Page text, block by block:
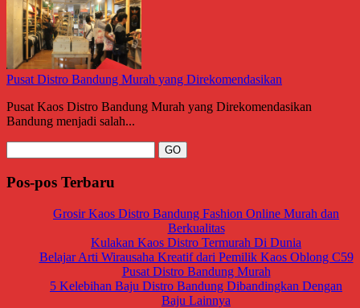
Pusat Distro Bandung Murah yang Direkomendasikan
Pusat Kaos Distro Bandung Murah yang Direkomendasikan
Bandung menjadi salah...
Pos-pos Terbaru
Grosir Kaos Distro Bandung Fashion Online Murah dan
Berkualitas
Kulakan Kaos Distro Termurah Di Dunia
Belajar Arti Wirausaha Kreatif dari Pemilik Kaos Oblong C59
Pusat Distro Bandung Murah
5 Kelebihan Baju Distro Bandung Dibandingkan Dengan
Baju Lainnya